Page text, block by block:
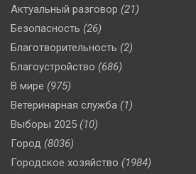
Актуальный разговор (21)
Безопасность (26)
Благотворительность (2)
Благоустройство (686)
В мире (975)
Ветеринарная служба (1)
Выборы 2025 (10)
Город (8036)
Городское хозяйство (1984)